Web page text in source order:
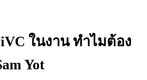
ในงาน ทำไมต้อง
Yot